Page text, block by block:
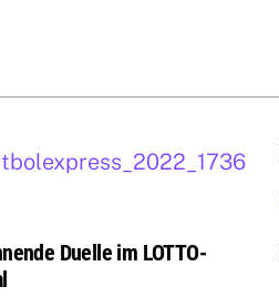
Duelle im LOTTO-